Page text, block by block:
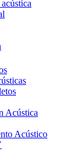
Acústica
Acústico